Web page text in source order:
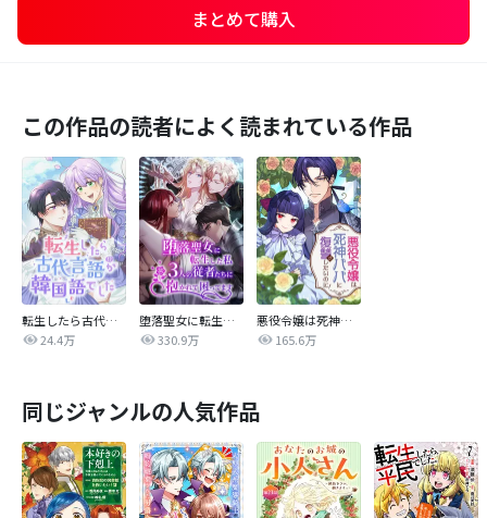
まとめて購入
この作品の読者によく読まれている作品
転生したら古代言語が韓国語でした
24.4万
堕落聖女に転生した私、3人の従者たちに抱かれて困ってます
330.9万
悪役令嬢は死神パパに復讐がしたいのに！ ～人生2周目、パパの心の声が可愛すぎてまさかの愛され物語！？～
165.6万
同じジャンルの人気作品